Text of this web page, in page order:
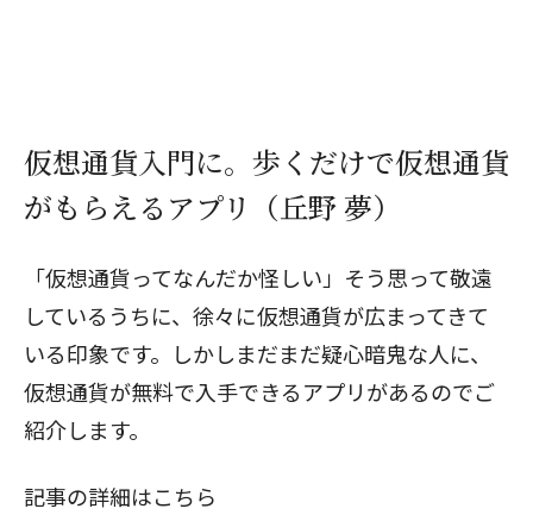
仮想通貨入門に。歩くだけで仮想通貨
がもらえるアプリ（丘野 夢）
「仮想通貨ってなんだか怪しい」そう思って敬遠
しているうちに、徐々に仮想通貨が広まってきて
いる印象です。しかしまだまだ疑心暗鬼な人に、
仮想通貨が無料で入手できるアプリがあるのでご
紹介します。
記事の詳細はこちら